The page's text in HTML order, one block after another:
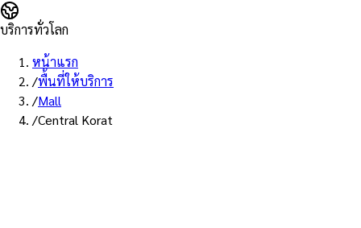
บริการทั่วโลก
หน้าแรก
/พื้นที่ให้บริการ
/Mall
/Central Korat